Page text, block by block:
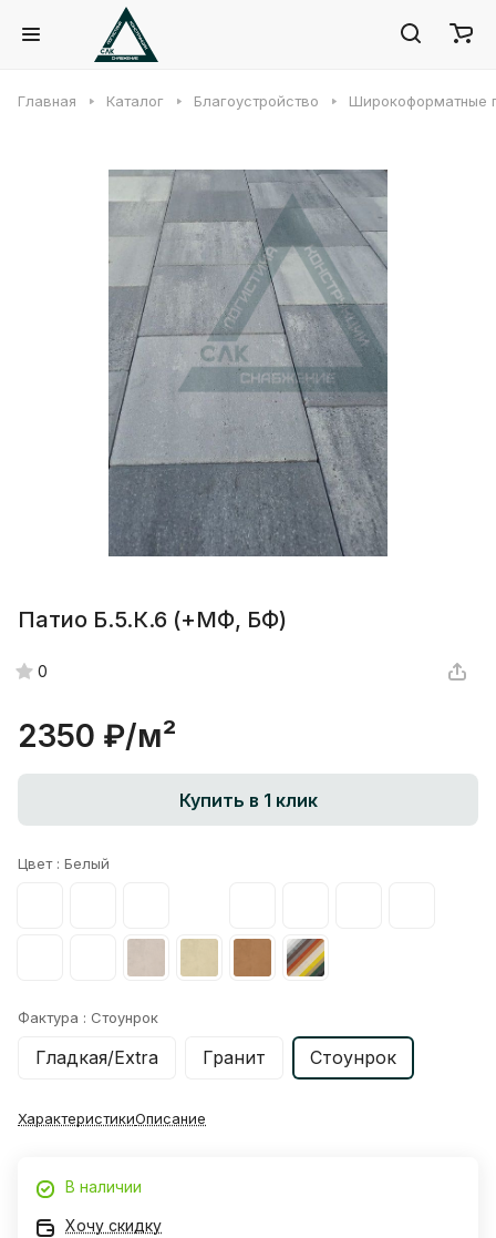
Главная Каталог Благоустройство Широкоформатные
Патио Б.5.К.6 (+МФ, БФ)
0
2350 ₽/м²
Купить в 1 клик
Цвет : Белый
Фактура : Стоунрок
Гладкая/Extra Гранит Стоунрок
ХарактеристикиОписание
В наличии
Хочу скидку